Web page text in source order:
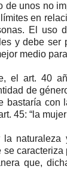
de unos no
en
El uso
y debe
medio
el art. 40
de
bastaría con
45: “la
naturaleza
que,